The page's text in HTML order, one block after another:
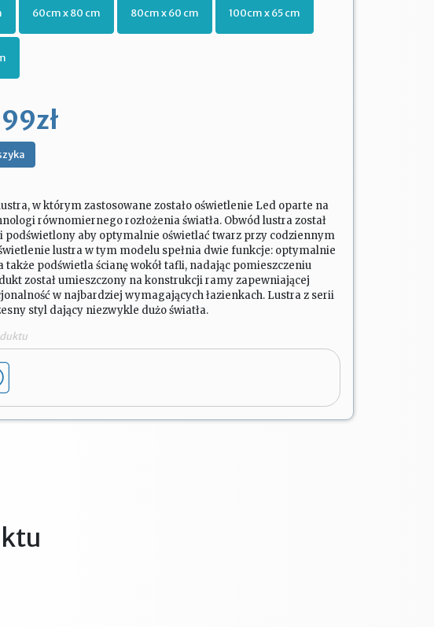
60cm x 80 cm 80cm x 60 cm 100cm x 65 cm
w którym zastosowane zostało oświetlenie Led oparte na
równomiernego rozłożenia światła. Obwód lustra został
podświetlony aby optymalnie oświetlać twarz przy codziennym
lustra w tym modelu spełnia dwie funkcje: optymalnie
także podświetla ścianę wokół tafli, nadając pomieszczeniu
został umieszczony na konstrukcji ramy zapewniającej
w najbardziej wymagających łazienkach. Lustra z serii
styl dający niezwykle dużo światła.